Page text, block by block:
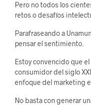
Pero no todos los
retos o desafíos
Parafraseando a
pensar el sentimiento.
Estoy convencido que
consumidor del siglo
enfoque del marketing
No basta con generar